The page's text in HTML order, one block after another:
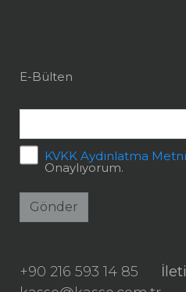
E-Bülten
KVKK Aydınlatma Metni
Onaylıyorum.
Gönder
+90 216 593 14 85